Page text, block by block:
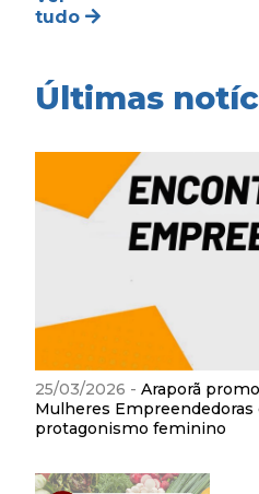
tudo
Últimas
25/03/2026 - Araporã
Mulheres
protagonismo feminino